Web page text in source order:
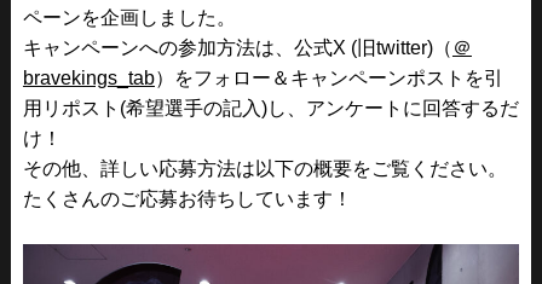
ペーンを企画しました。
キャンペーンへの参加方法は、 公式X (旧twitter)（ ＠
bravekings_tab）
をフォロー＆キャンペーンポストを引
用リポスト(希望選手の記入)し、アンケートに回答するだ
け！
その他、詳しい応募方法は以下の概要をご覧ください。
たくさんのご応募お待ちしています！